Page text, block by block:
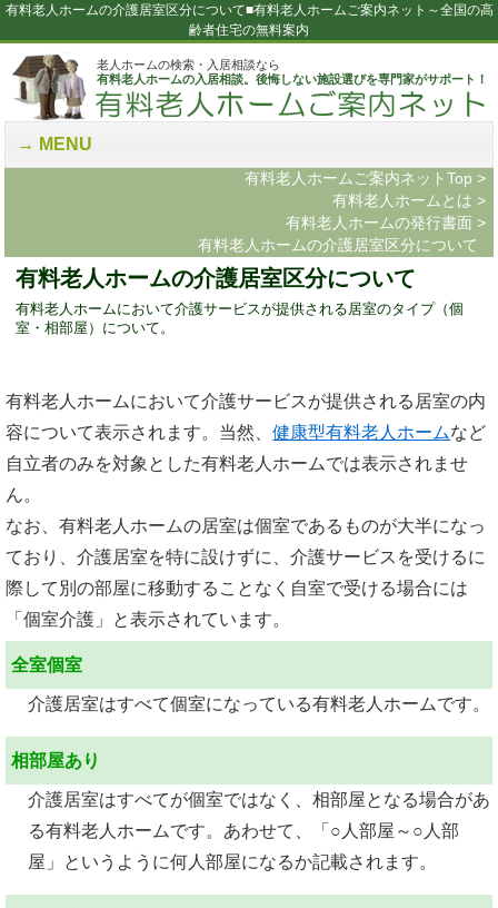
有料老人ホームの介護居室区分について■有料老人ホームご案内ネット～全国の高
齢者住宅の無料案内
老人ホームの検索・入居相談なら
有料老人ホームの入居相談。後悔しない施設選びを専門家がサポート！
MENU
有料老人ホームご案内ネットTop >
有料老人ホームとは >
有料老人ホームの発行書面 >
有料老人ホームの介護居室区分について
有料老人ホームの介護居室区分について
有料老人ホームにおいて介護サービスが提供される居室のタイプ（個
室・相部屋）について。
有料老人ホームにおいて介護サービスが提供される居室の内
容について表示されます。当然、健康型有料老人ホームなど
自立者のみを対象とした有料老人ホームでは表示されませ
ん。
なお、有料老人ホームの居室は個室であるものが大半になっ
ており、介護居室を特に設けずに、介護サービスを受けるに
際して別の部屋に移動することなく自室で受ける場合には
「個室介護」と表示されています。
全室個室
介護居室はすべて個室になっている有料老人ホームです。
相部屋あり
介護居室はすべてが個室ではなく、相部屋となる場合があ
る有料老人ホームです。あわせて、「○人部屋～○人部
屋」というように何人部屋になるか記載されます。